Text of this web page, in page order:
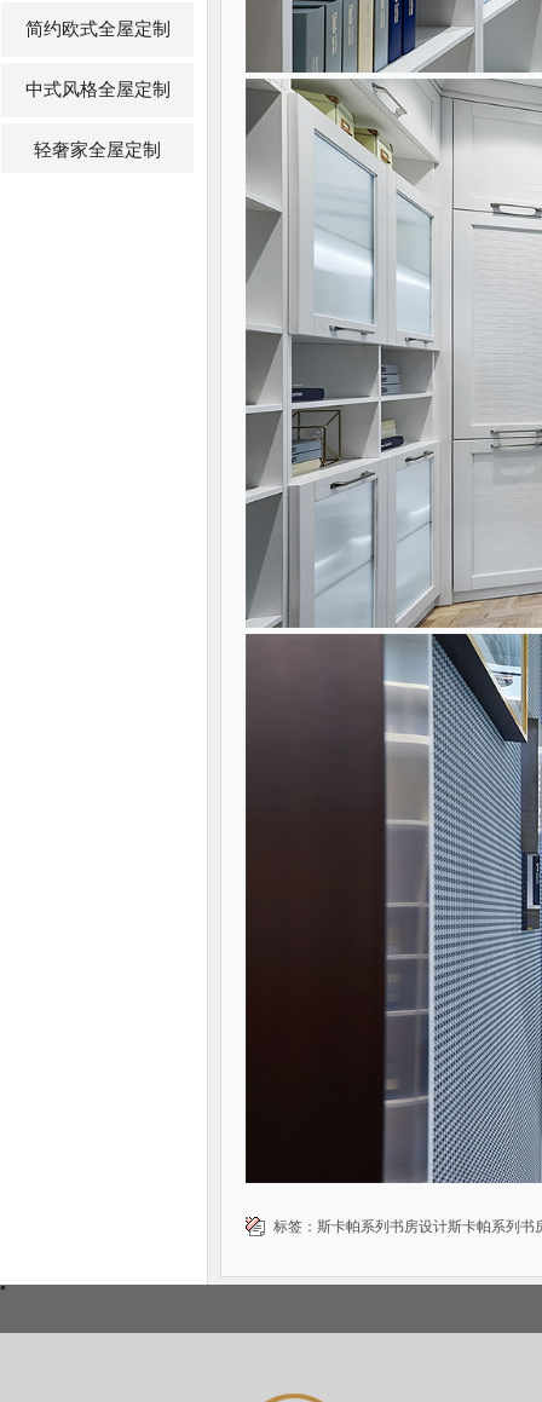
标签： 斯卡帕系列书房设计斯卡帕系列
简约欧式全屋定制
中式风格全屋定制
轻奢家全屋定制